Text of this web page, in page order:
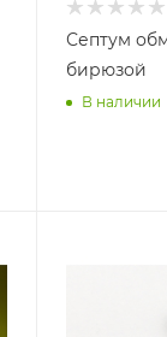
Септум
бирюзой
В наличии